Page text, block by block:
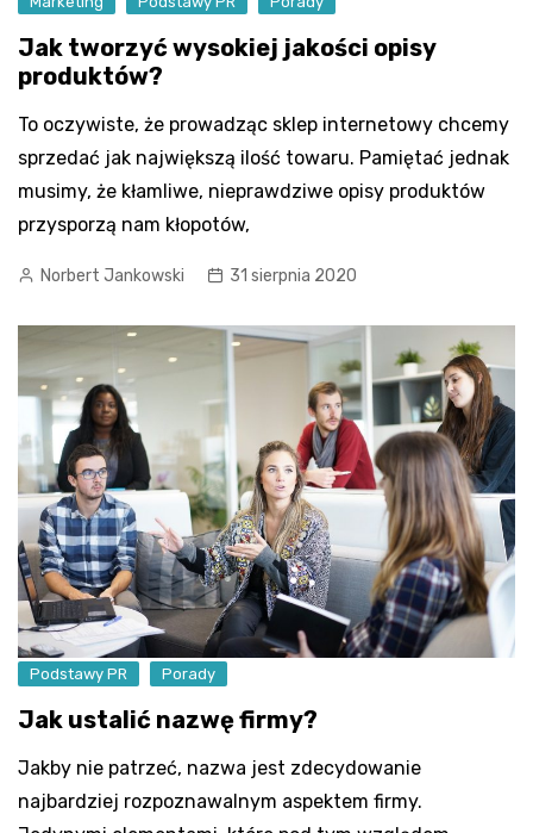
Jak tworzyć wysokiej jakości opisy
produktów?
To oczywiste, że prowadząc sklep internetowy chcemy
sprzedać jak największą ilość towaru. Pamiętać jednak
musimy, że kłamliwe, nieprawdziwe opisy produktów
przysporzą nam kłopotów,
Norbert Jankowski 31 sierpnia 2020
Podstawy PR Porady
Jak ustalić nazwę firmy?
Jakby nie patrzeć, nazwa jest zdecydowanie
najbardziej rozpoznawalnym aspektem firmy.